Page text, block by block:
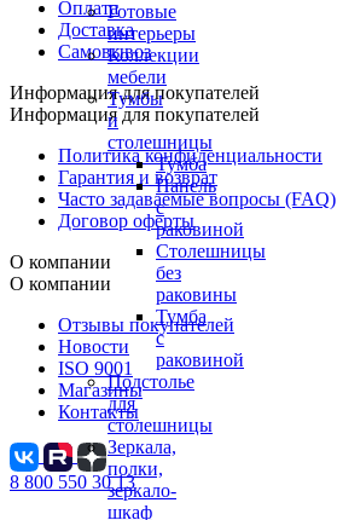
Готовые
интерьеры
Коллекции
мебели
Тумбы
и
столешницы
Тумба
Панель
с
раковиной
Столешницы
без
раковины
Тумба
с
раковиной
Подстолье
для
столешницы
Зеркала,
полки,
зеркало-
шкаф
Оплата
Доставка
Самовывоз
Информация для покупателей
Информация для покупателей
Политика конфиденциальности
Гарантия и возврат
Часто задаваемые вопросы (FAQ)
Договор оферты
О компании
О компании
Отзывы покупателей
Новости
ISO 9001
Магазины
Контакты
8 800 550 30 13